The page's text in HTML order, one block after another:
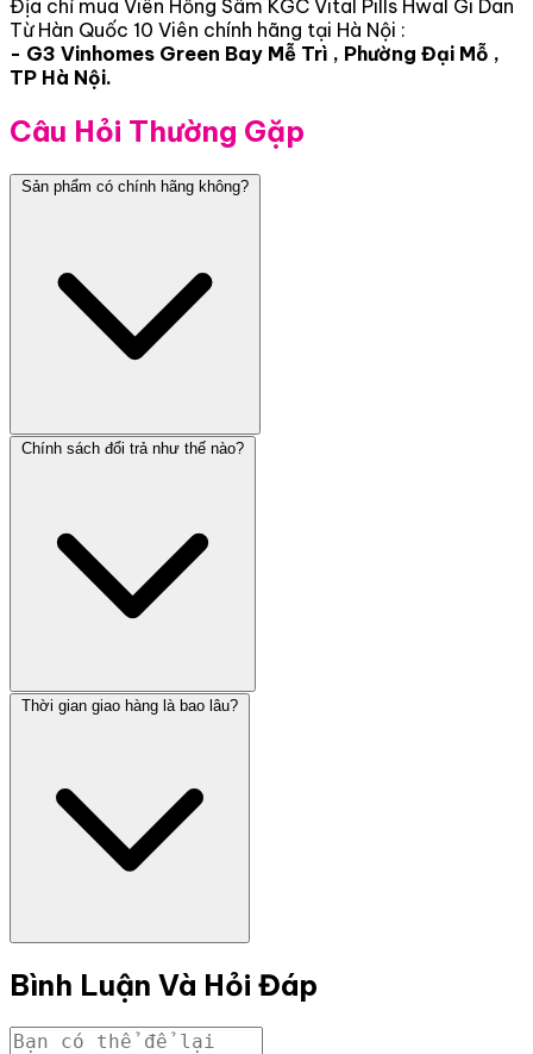
Địa chỉ mua Viên Hồng Sâm KGC Vital Pills Hwal Gi Dan
Từ Hàn Quốc 10 Viên chính hãng tại Hà Nội :
- G3 Vinhomes Green Bay Mễ Trì , Phường Đại Mỗ ,
TP Hà Nội.
Câu Hỏi Thường Gặp
Sản phẩm có chính hãng không?
Chính sách đổi trả như thế nào?
Thời gian giao hàng là bao lâu?
Bình Luận Và Hỏi Đáp